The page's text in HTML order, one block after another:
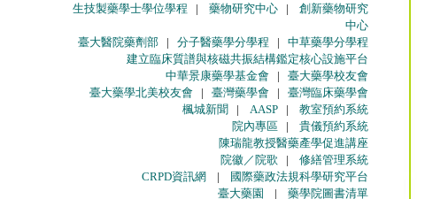
生技製藥學士學位學程 | 藥物研究中心| 創新藥物研究
中心
臺大醫院藥劑部| 分子醫藥學分學程 | 中草藥學分學程
建立臨床質譜與核磁共振結構鑑定核心設施平台
中華景康藥學基金會| 臺大藥學校友會
臺大藥學北美校友會| 臺灣藥學會| 臺灣臨床藥學會
楓城新聞 | AASP| 教室預約系統
院內專區| 貴儀預約系統
陳瑞龍教授醫藥產學促進講座
院徽／院歌 | 修繕管理系統
CRPD資訊網 |
國際藥政法規科學研究平台
臺大藥園 | 藥學院圖書清單